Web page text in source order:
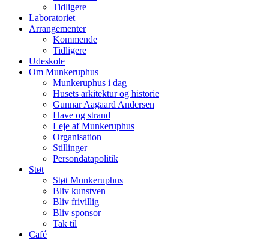
Tidligere
Laboratoriet
Arrangementer
Kommende
Tidligere
Udeskole
Om Munkeruphus
Munkeruphus i dag
Husets arkitektur og historie
Gunnar Aagaard Andersen
Have og strand
Leje af Munkeruphus
Organisation
Stillinger
Persondatapolitik
Støt
Støt Munkeruphus
Bliv kunstven
Bliv frivillig
Bliv sponsor
Tak til
Café